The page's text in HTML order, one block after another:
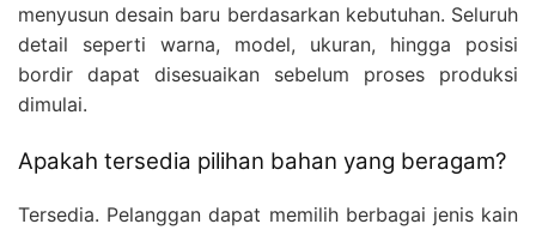
menyusun desain baru berdasarkan kebutuhan. Seluruh
detail seperti warna, model, ukuran, hingga posisi
bordir dapat disesuaikan sebelum proses produksi
dimulai.
Apakah tersedia pilihan bahan yang beragam?
Tersedia. Pelanggan dapat memilih berbagai jenis kain